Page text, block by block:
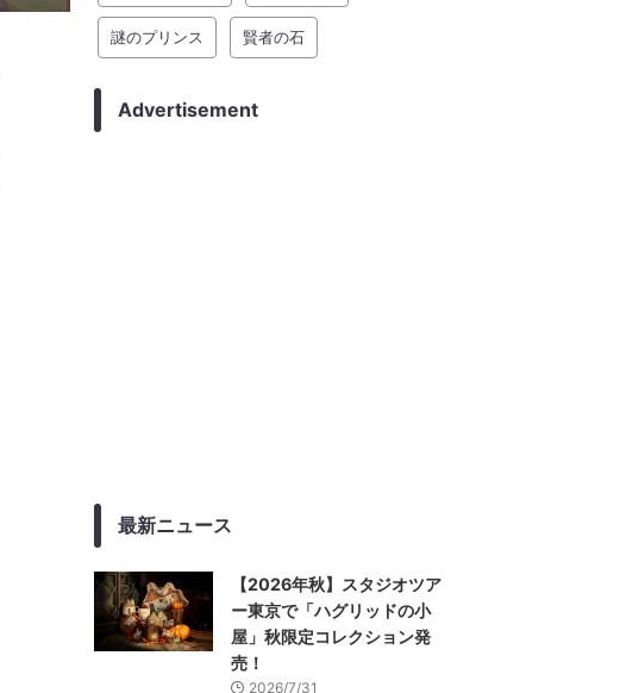
謎のプリンス 賢者の石
Advertisement
最新ニュース
【2026年秋】スタジオツア
ー東京で「ハグリッドの小
屋」秋限定コレクション発
売！
2026/7/31